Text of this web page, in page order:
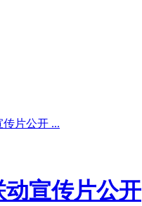
传片公开 ...
动宣传片公开